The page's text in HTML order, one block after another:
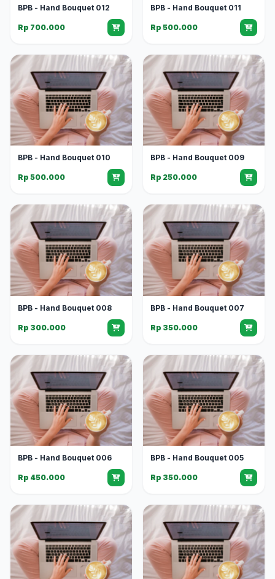
BPB - Hand Bouquet 012
Rp 700.000
BPB - Hand Bouquet 011
Rp 500.000
BPB - Hand Bouquet 010
Rp 500.000
BPB - Hand Bouquet 009
Rp 250.000
BPB - Hand Bouquet 008
Rp 300.000
BPB - Hand Bouquet 007
Rp 350.000
BPB - Hand Bouquet 006
Rp 450.000
BPB - Hand Bouquet 005
Rp 350.000